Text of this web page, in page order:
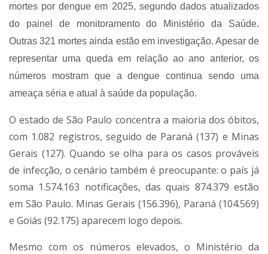
mortes por dengue em 2025, segundo dados atualizados
do painel de monitoramento do Ministério da Saúde.
Outras 321 mortes ainda estão em investigação. Apesar de
representar uma queda em relação ao ano anterior, os
números mostram que a dengue continua sendo uma
ameaça séria e atual à saúde da população.
O estado de São Paulo concentra a maioria dos óbitos,
com 1.082 registros, seguido de Paraná (137) e Minas
Gerais (127). Quando se olha para os casos prováveis
de infecção, o cenário também é preocupante: o país já
soma 1.574.163 notificações, das quais 874.379 estão
em São Paulo. Minas Gerais (156.396), Paraná (104.569)
e Goiás (92.175) aparecem logo depois.
Mesmo com os números elevados, o Ministério da